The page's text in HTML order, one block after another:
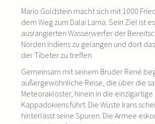
Mario Goldstein macht sich mit 1000
dem Weg zum Dalai Lama. Sein Ziel ist
ausrangierten Wasserwerfer der
Norden Indiens zu gelangen und dort
der Tibeter zu treffen.
Gemeinsam mit seinem Bruder René
außergewöhnliche Reise, die über die
Meteoraklöster, hinein in die einzigartige
Kappadokiens führt. Die Wüste Irans
hinterlässt seine Spuren. Die Armee